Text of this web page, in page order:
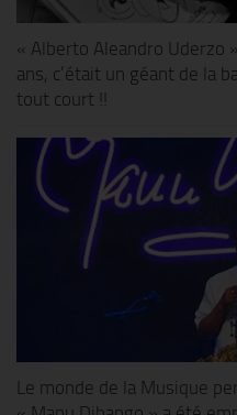
« Alberto Aleandro Uderzo
ans, c’était un géant de la
tout court !!
Le monde de la Musique